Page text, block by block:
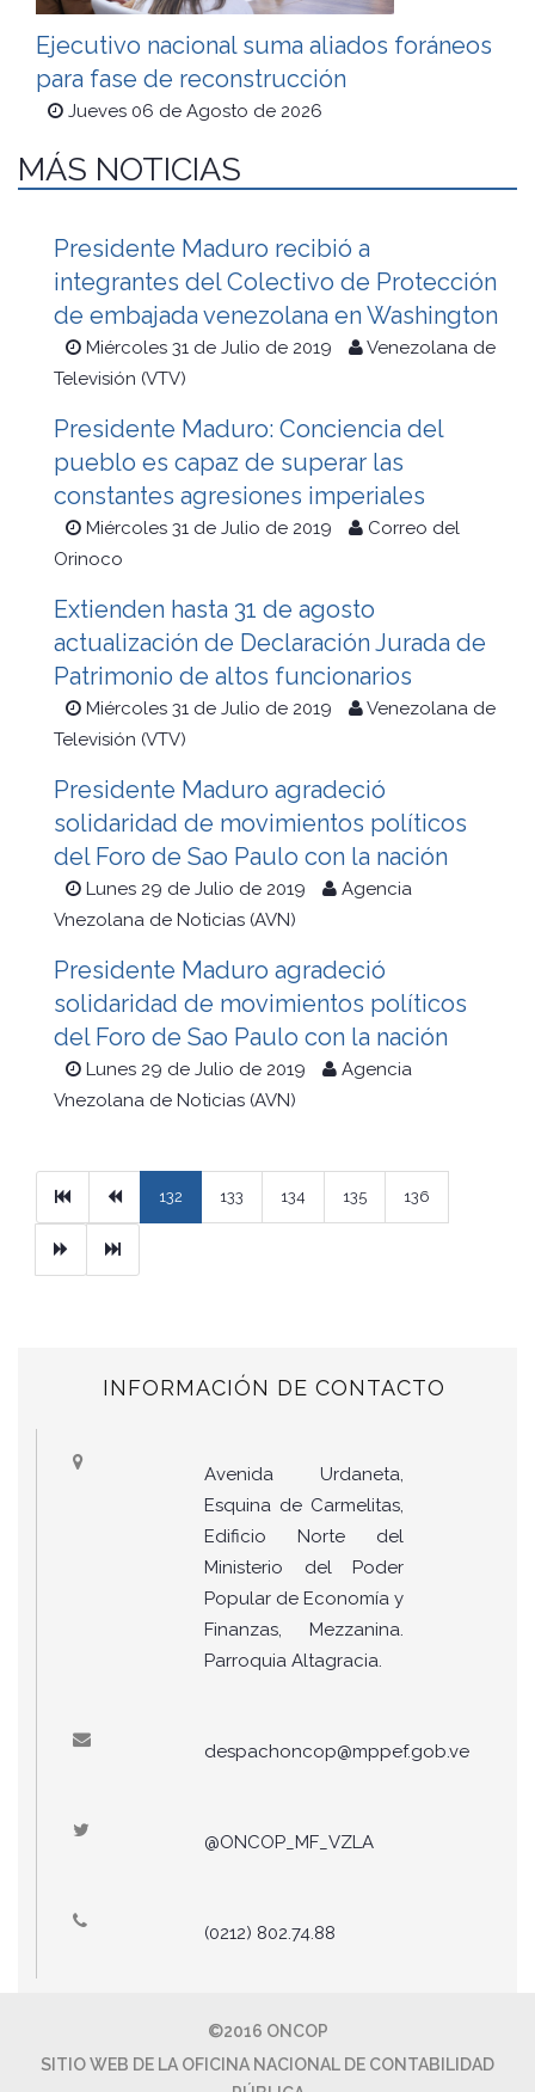
Ejecutivo nacional suma aliados foráneos
para fase de reconstrucción
Jueves 06 de Agosto de 2026
MÁS NOTICIAS
Presidente Maduro recibió a
integrantes del Colectivo de Protección
de embajada venezolana en Washington
Miércoles 31 de Julio de 2019
Venezolana de
Televisión (VTV)
Presidente Maduro: Conciencia del
pueblo es capaz de superar las
constantes agresiones imperiales
Miércoles 31 de Julio de 2019
Correo del
Orinoco
Extienden hasta 31 de agosto
actualización de Declaración Jurada de
Patrimonio de altos funcionarios
Miércoles 31 de Julio de 2019
Venezolana de
Televisión (VTV)
Presidente Maduro agradeció
solidaridad de movimientos políticos
del Foro de Sao Paulo con la nación
Lunes 29 de Julio de 2019
Agencia
Vnezolana de Noticias (AVN)
Presidente Maduro agradeció
solidaridad de movimientos políticos
del Foro de Sao Paulo con la nación
Lunes 29 de Julio de 2019
Agencia
Vnezolana de Noticias (AVN)
PrimeraPrevious
132 133 134 135 136
Ultimo
INFORMACIÓN DE CONTACTO
Avenida Urdaneta,
Esquina de Carmelitas,
Edificio Norte del
Ministerio del Poder
Popular de Economía y
Finanzas, Mezzanina.
Parroquia Altagracia.
despachoncop@mppef.gob.ve
@ONCOP_MF_VZLA
(0212) 802.74.88
©2016 ONCOP
SITIO WEB DE LA OFICINA NACIONAL DE CONTABILIDAD